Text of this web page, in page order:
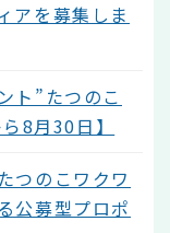
アを募集しま
ト”たつのこ
8月30日】
つのこワクワ
公募型プロポ